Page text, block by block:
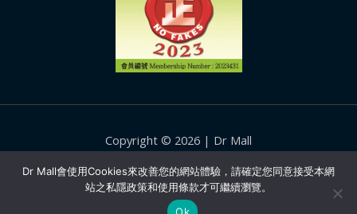
Copyright © 2026 | Dr Mall
Facebook
Instagram
YouTube
Dr Mall會使用Cookies來改善您的網站體驗，請確定您同意接受本網
站之私隱政策和使用條款才可繼續瀏覽。
Ok